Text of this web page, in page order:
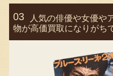
人気の俳優や女優や
物が高価買取になりがち